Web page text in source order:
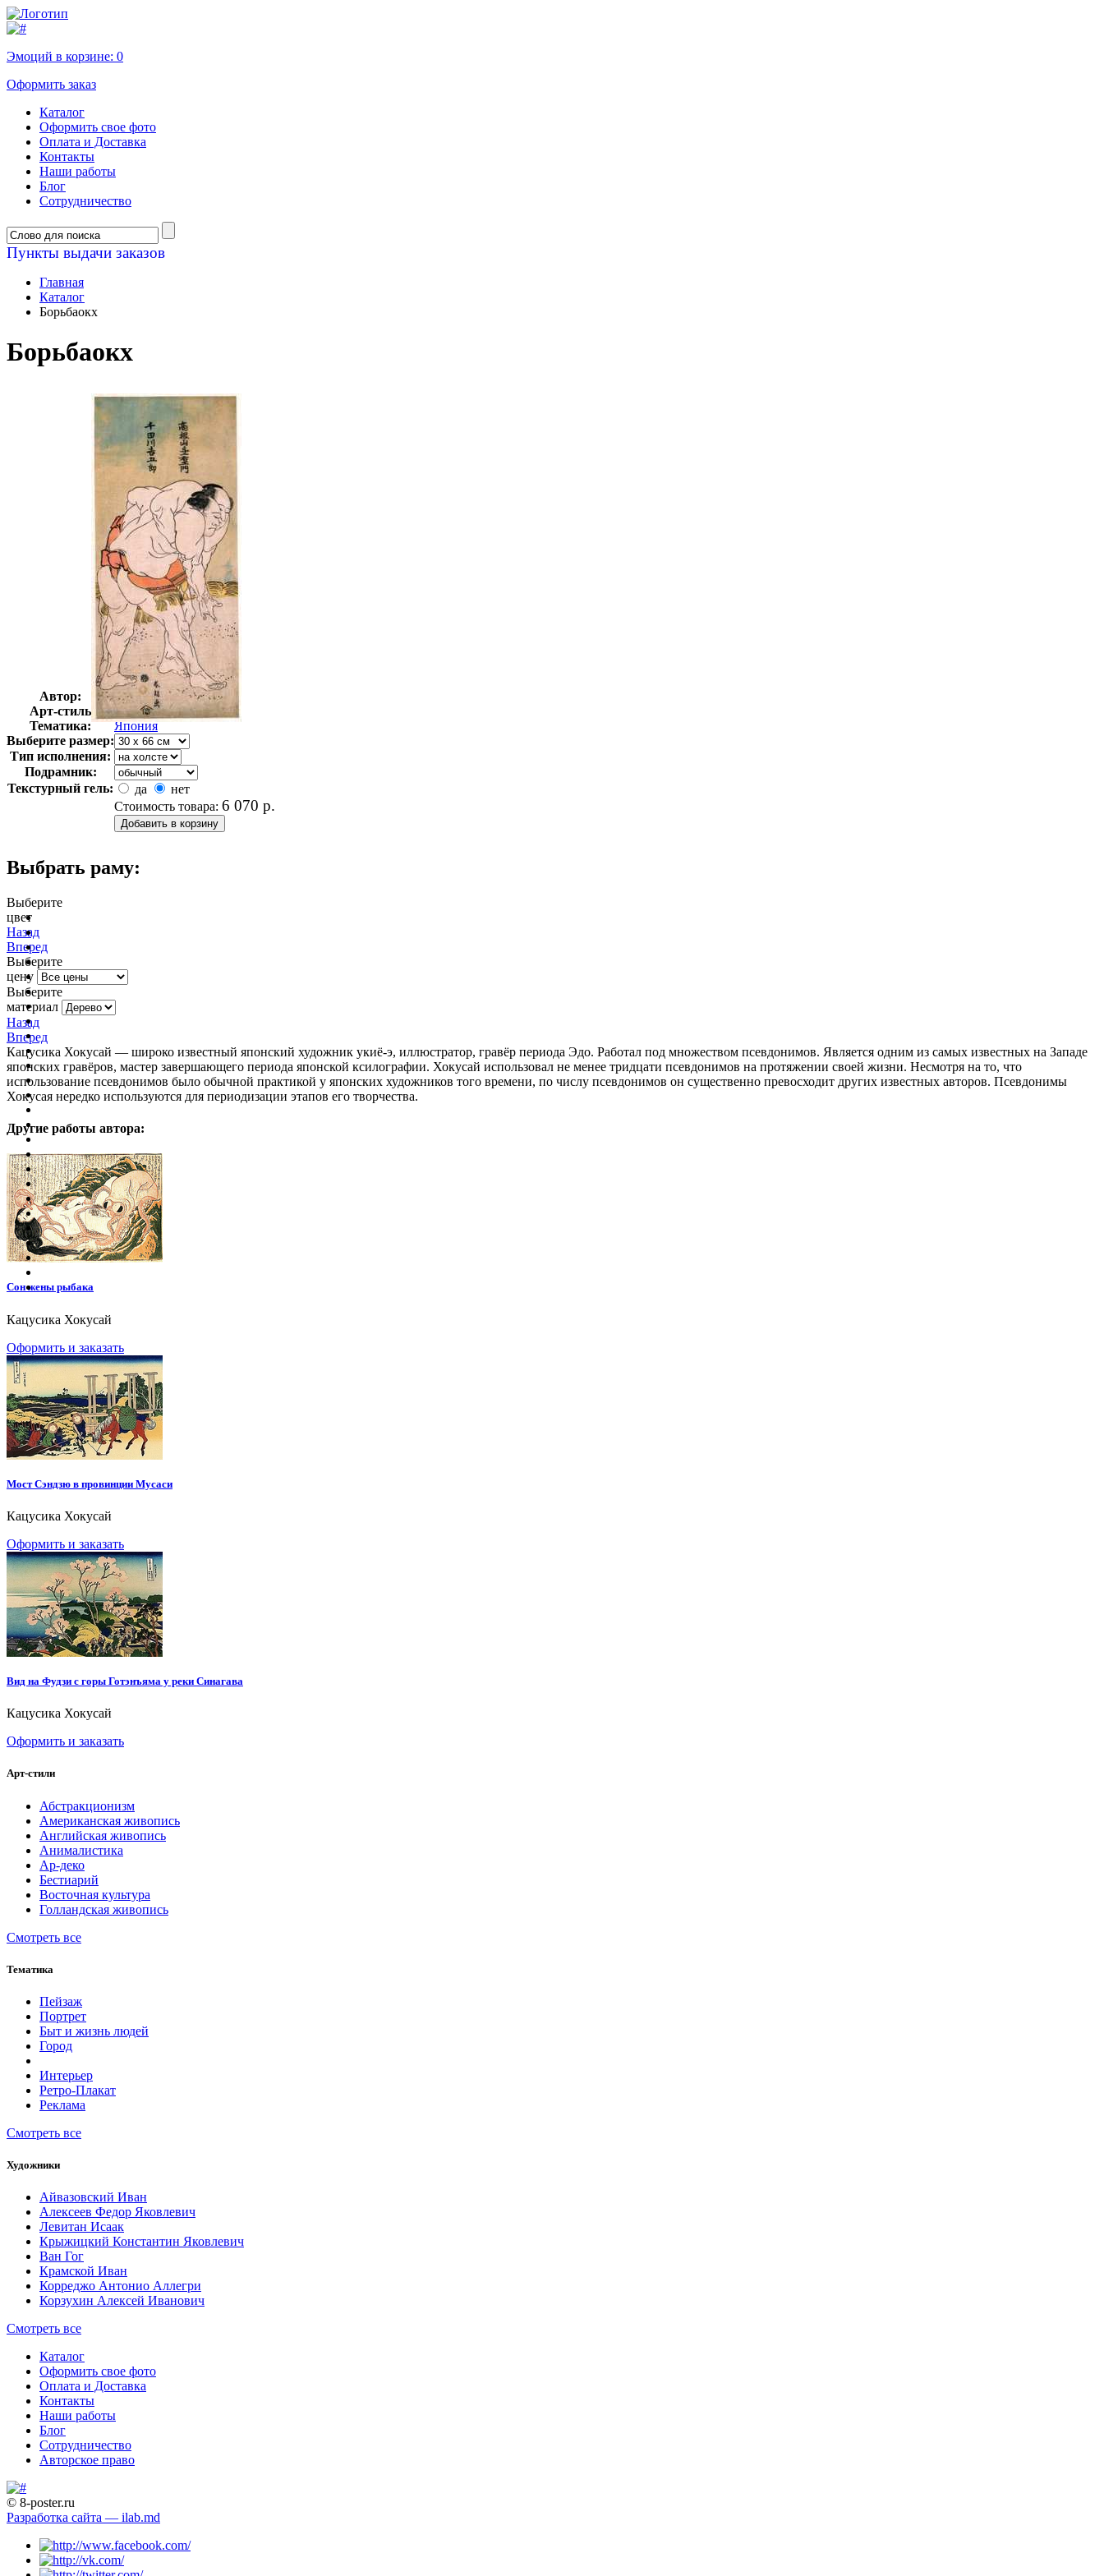
Эмоций в корзине: 0
Оформить заказ
Каталог
Оформить свое фото
Оплата и Доставка
Контакты
Наши работы
Блог
Сотрудничество
Пункты выдачи заказов
Главная
Каталог
Борьбаокх
Борьбаокх
Автор:
Кацусика Хокусай
Арт-стиль
Восточная культура
Тематика:
Япония
Выберите размер:
Тип исполнения:
Подрамник:
Текстурный гель:
да
нет
Стоимость товара: 6 070 р.
Выбрать раму:
Выберите
цвет
Назад
Вперед
Выберите
цену
Выберите
материал
Назад
Вперед
Кацусика Хокусай — широко известный японский художник укиё-э, иллюстратор, гравёр периода Эдо. Работал под множеством псевдонимов. Является одним из самых известных на Западе
японских гравёров, мастер завершающего периода японской ксилографии. Хокусай использовал не менее тридцати псевдонимов на протяжении своей жизни. Несмотря на то, что
использование псевдонимов было обычной практикой у японских художников того времени, по числу псевдонимов он существенно превосходит других известных авторов. Псевдонимы
Хокусая нередко используются для периодизации этапов его творчества.
Другие работы автора:
Сон жены рыбака
Кацусика Хокусай
Оформить и заказать
Мост Сэндзю в провинции Мусаси
Кацусика Хокусай
Оформить и заказать
Вид на Фудзи с горы Готэнъяма у реки Синагава
Кацусика Хокусай
Оформить и заказать
Арт-стили
Абстракционизм
Американская живопись
Английская живопись
Анималистика
Ар-деко
Бестиарий
Восточная культура
Голландская живопись
Смотреть все
Тематика
Пейзаж
Портрет
Быт и жизнь людей
Город
Интерьер
Ретро-Плакат
Реклама
Смотреть все
Художники
Айвазовский Иван
Алексеев Федор Яковлевич
Левитан Исаак
Крыжицкий Константин Яковлевич
Ван Гог
Крамской Иван
Корреджо Антонио Аллегри
Корзухин Алексей Иванович
Смотреть все
Каталог
Оформить свое фото
Оплата и Доставка
Контакты
Наши работы
Блог
Сотрудничество
Авторское право
© 8-poster.ru
Разработка сайта — ilab.md